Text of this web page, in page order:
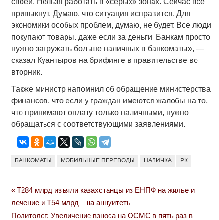
своей. Нельзя работать в «серых» зонах. Сейчас все
привыкнут. Думаю, что ситуация исправится. Для
экономики особых проблем, думаю, не будет. Все люди
покупают товары, даже если за деньги. Банкам просто
нужно загружать больше наличных в банкоматы», —
сказал Куантыров на брифинге в правительстве во
вторник.
Также министр напомнил об обращение министерства
финансов, что если у граждан имеются жалобы на то,
что принимают оплату только наличными, нужно
обращаться с соответствующими заявлениями.
БАНКОМАТЫ МОБИЛЬНЫЕ ПЕРЕВОДЫ НАЛИЧКА РК
Навигация
по
Previous
Post:
Т284 млрд изъяли казахстанцы из ЕНПФ на жилье и
лечение и Т54 млрд – на аннуитеты
Next
Политолог: Увеличение взноса на ОСМС в пять раз в